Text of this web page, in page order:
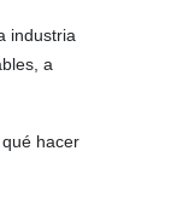
industria
a
hacer